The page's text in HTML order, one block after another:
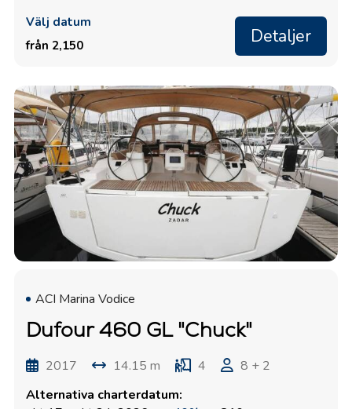
Välj datum
från 2,150
Detaljer
ACI Marina Vodice
Dufour 460 GL "Chuck"
2017 14.15 m 4
8 + 2
Alternativa charterdatum: